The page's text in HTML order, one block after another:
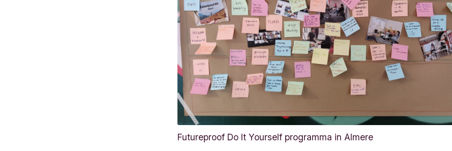
Futureproof Do It Yourself programma in Almere